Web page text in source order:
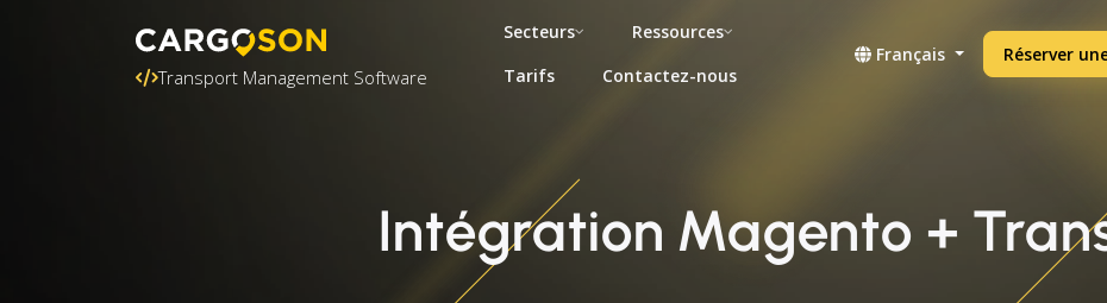
Transport Management Software
Secteurs
Ressources
Tarifs
Contactez-nous
Français Réserver
Intégration Magento +